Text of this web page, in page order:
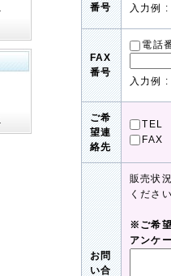
番号
入力例
FAX
番号
電話
入力例
ご希
望連
絡先
TEL
FAX
お問
い合
販売状
くださ
※ご希
アンケ